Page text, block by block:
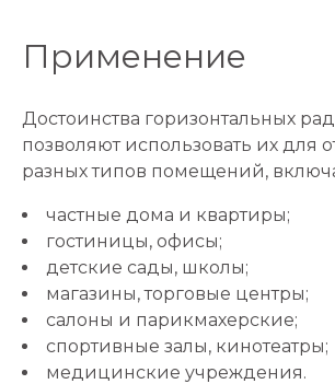
Применение
Достоинства горизонтальных
позволяют использовать их для
разных типов помещений,
частные дома и квартиры;
гостиницы, офисы;
детские сады, школы;
магазины, торговые центры;
салоны и парикмахерские;
спортивные залы, кинотеатры;
медицинские учреждения.